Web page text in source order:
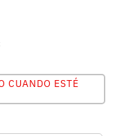
CUANDO ESTÉ